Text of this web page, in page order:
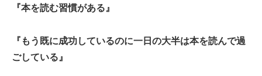
『本を読む習慣がある』
『もう既に成功しているのに一日の大半は本を読んで過
ごしている』